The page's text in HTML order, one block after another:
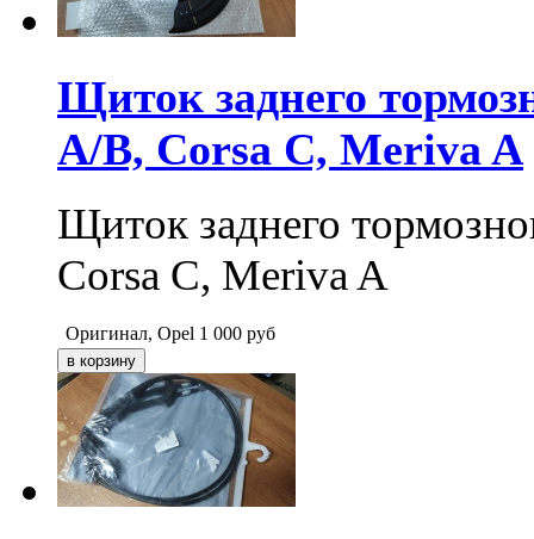
Щиток заднего
A/B, Corsa C, Meriva A
Щиток заднего
Corsa C, Meriva A
Оригинал, Opel 1 000 руб